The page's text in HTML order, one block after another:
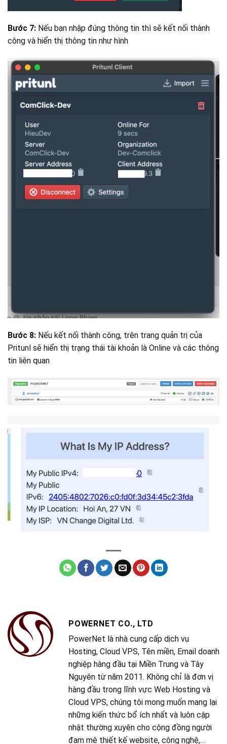
Bước 7: Nếu bạn nhập đúng thông tin thì sẽ kết nối thành
công và hiển thị thông tin như hình
Bước 8: Nếu kết nối thành công, trên trang quản trị của
Pritunl sẽ hiển thị trạng thái tài khoản là Online và các thông
tin liên quan
POWERNET CO., LTD
PowerNet là nhà cung cấp dịch vụ
Hosting, Cloud VPS, Tên miền, Email doanh
nghiệp hàng đầu tại Miền Trung và Tây
Nguyên từ năm 2011. Không chỉ là đơn vị
hàng đầu trong lĩnh vực Web Hosting và
Cloud VPS, chúng tôi mong muốn mang lại
những kiến thức bổ ích nhất và luôn cập
nhật thường xuyên cho cộng đồng người
đam mê thiết kế website, công nghệ,…